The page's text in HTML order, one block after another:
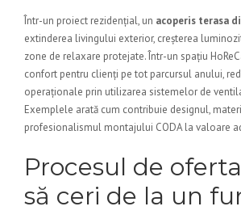
Într-un proiect rezidențial, un acoperis terasa
extinderea livingului exterior, creșterea
zone de relaxare protejate. Într-un spațiu
confort pentru clienți pe tot parcursul anului,
operaționale prin utilizarea sistemelor de
Exemplele arată cum contribuie designul,
profesionalismul montajului CODA la valoare
Procesul de
să ceri de la un